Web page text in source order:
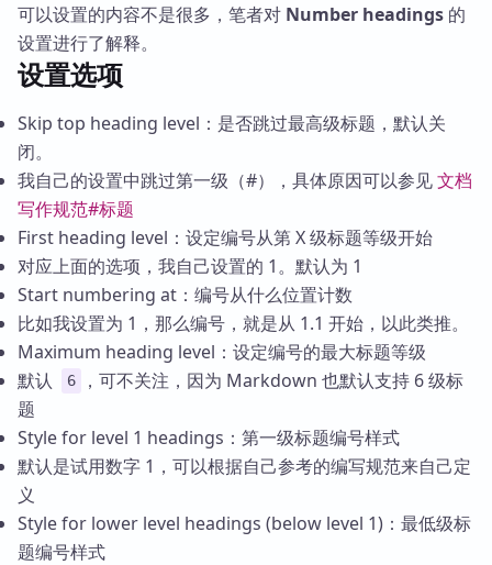
可以设置的内容不是很多，笔者对 Number headings 的
设置进行了解释。
设置选项
Skip top heading level：是否跳过最高级标题，默认关
闭。
我自己的设置中跳过第一级（#），具体原因可以参见文档
写作规范#标题
First heading level：设定编号从第 X 级标题等级开始
对应上面的选项，我自己设置的 1。默认为 1
Start numbering at：编号从什么位置计数
比如我设置为 1，那么编号，就是从 1.1 开始，以此类推。
Maximum heading level：设定编号的最大标题等级
默认
6
，可不关注，因为 Markdown 也默认支持 6 级标
题
Style for level 1 headings：第一级标题编号样式
默认是试用数字 1，可以根据自己参考的编写规范来自己定
义
Style for lower level headings (below level 1)：最低级标
题编号样式